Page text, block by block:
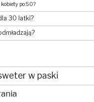
po 50?
30 latki?
w paski